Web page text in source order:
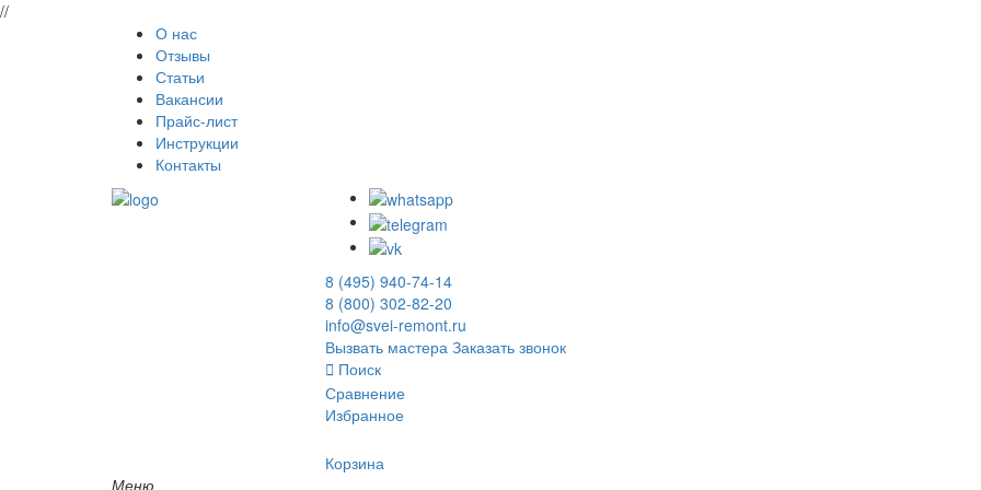
//
О нас
Отзывы
Статьи
Вакансии
Прайс-лист
Инструкции
Контакты
8 (495) 940-74-14
8 (800) 302-82-20
info@svei-remont.ru
Вызвать мастера Заказать звонок
Поиск
Сравнение
Избранное
Корзина
Меню